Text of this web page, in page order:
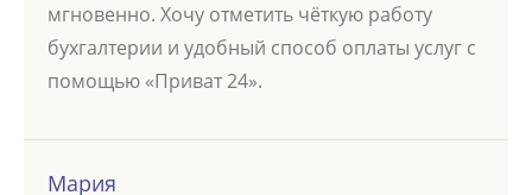
мгновенно. Хочу отметить чёткую работу
бухгалтерии и удобный способ оплаты услуг с
помощью «Приват 24».
Мария